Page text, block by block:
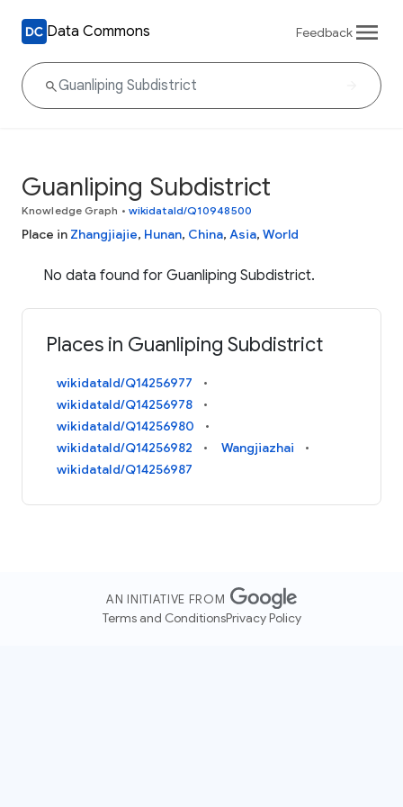
Data Commons Feedback
Guanliping Subdistrict
Knowledge Graph • wikidataId/Q10948500
Place in Zhangjiajie, Hunan, China, Asia, World
No data found for Guanliping Subdistrict.
Places in Guanliping Subdistrict
wikidataId/Q14256977
wikidataId/Q14256978
wikidataId/Q14256980
wikidataId/Q14256982
Wangjiazhai
wikidataId/Q14256987
AN INITIATIVE FROM
Terms and ConditionsPrivacy Policy